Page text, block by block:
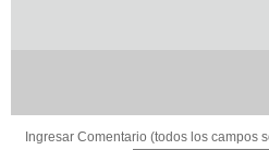
Ingresar Comentario (todos los campos